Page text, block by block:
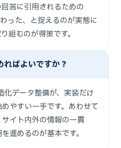
答に引用されるための
った、と捉えるのが実態に
組むのが得策です。
ばよいですか？
化データ整備が、実装だけ
やすい一手です。あわせて
イト内外の情報の一貫
進めるのが基本です。